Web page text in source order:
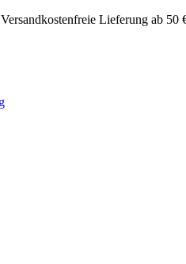
Versandkostenfreie Lieferung ab 50